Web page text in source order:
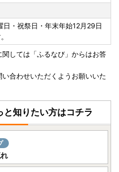
カップ
ゾン東京」で燕市のカトラリー
曜劇場「グランメゾン東
ーが評価され、第4話（2019年
りの主人公のレストランの小道
るカトラリーを揃えていますの
職人の技」でお返しします。
・祝祭日・年末年始12月29日
しては「ふるなび」からはお答
合わせいただくようお願いいた
知りたい方はコチラ